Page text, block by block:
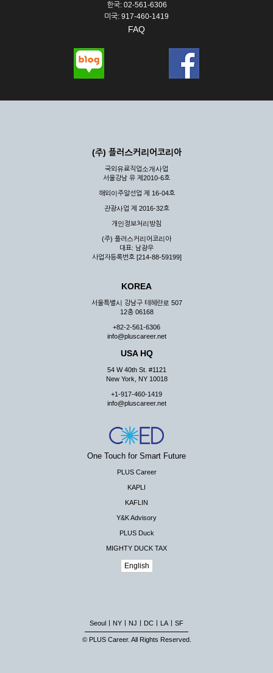
한국: 02-561-6306
미국: 917-460-1419
FAQ
(주) 플러스커리어코리아
국외유료직업소개사업
서울강남 유 제2010-6호
해외이주알선업 제 16-04호
관광사업 제 2016-32호
개인정보처리방침
(주) 플러스커리어코리아
대표: 남광우
사업자등록번호 [214-88-59199]
KOREA
서울특별시 강남구 테헤란로 507
12층 06168
+82-2-561-6306
info@pluscareer.net
USA HQ
54 W 40th St. #1121
New York, NY 10018
+1-917-460-1419
info@pluscareer.net
One Touch for Smart Future
PLUS Career
KAPLI
KAFLIN
Y&K Advisory
PLUS Duck
MIGHTY DUCK TAX
English
Seoul NY NJ DC LA SF
© PLUS Career. All Rights Reserved.